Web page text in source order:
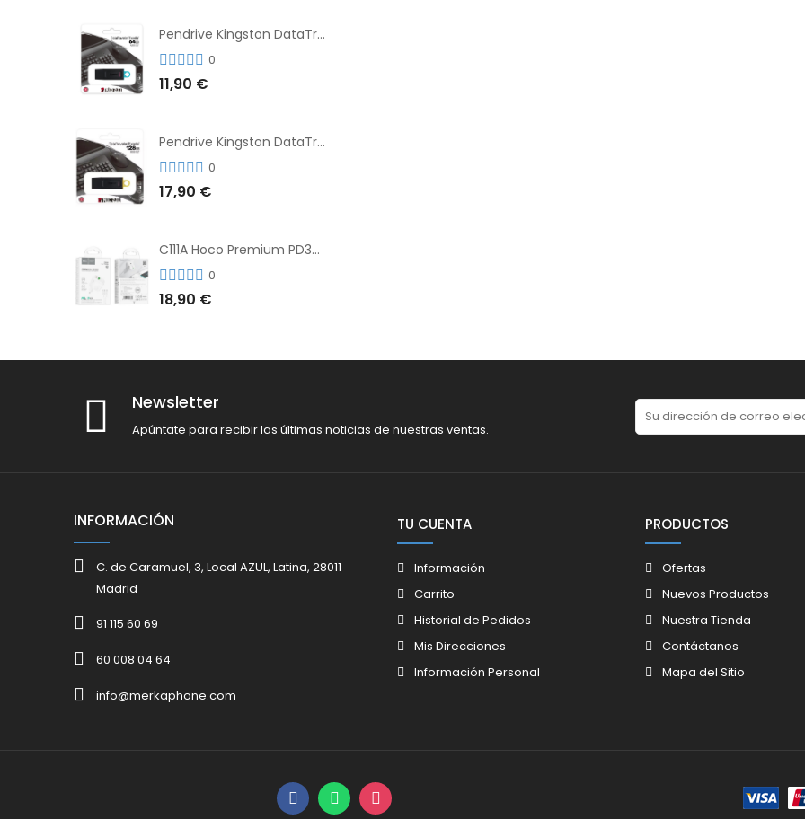
Pendrive Kingston DataTraveler® Exodia™ 64GB 3.2'
0
11,90 €
Pendrive Kingston DataTraveler® Exodia™ 128GB 3.2´
0
17,90 €
C111A Hoco Premium PD30W Adaptador de Carga Rápida Puerto Dual USB+Tipo C + Cable
0
18,90 €
Newsletter
Apúntate para recibir las últimas noticias de nuestras ventas.
INFORMACIÓN
C. de Caramuel, 3, Local AZUL, Latina, 28011
Madrid
91 115 60 69
60 008 04 64
info@merkaphone.com
TU CUENTA
Información
Carrito
Historial de Pedidos
Mis Direcciones
Información Personal
PRODUCTOS
Ofertas
Nuevos Productos
Nuestra Tienda
Contáctanos
Mapa del Sitio